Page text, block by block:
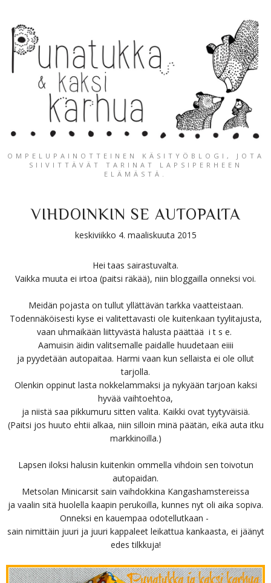
OMPELUPAINOTTEINEN KÄSITYÖBLOGI, JOTA
SIIVITTÄVÄT TARINAT LAPSIPERHEEN
ELÄMÄSTÄ.
VIHDOINKIN SE AUTOPAITA
keskiviikko 4. maaliskuuta 2015
Hei taas sairastuvalta.
Vaikka muuta ei irtoa (paitsi räkää), niin bloggailla onneksi voi.
Meidän pojasta on tullut yllättävän tarkka vaatteistaan.
Todennäköisesti kyse ei valitettavasti ole kuitenkaan tyylitajusta,
vaan uhmaikään liittyvästä halusta päättää i t s e.
Aamuisin äidin valitsemalle paidalle huudetaan eiiii
ja pyydetään autopaitaa. Harmi vaan kun sellaista ei ole ollut
tarjolla.
Olenkin oppinut lasta nokkelammaksi ja nykyään tarjoan kaksi
hyvää vaihtoehtoa,
ja niistä saa pikkumuru sitten valita. Kaikki ovat tyytyväisiä.
(Paitsi jos huuto ehtii alkaa, niin silloin minä päätän, eikä auta itku
markkinoilla.)
Lapsen iloksi halusin kuitenkin ommella vihdoin sen toivotun
autopaidan.
Metsolan Minicarsit sain vaihdokkina Kangashamstereissa
ja vaalin sitä huolella kaapin perukoilla, kunnes nyt oli aika sopiva.
Onneksi en kauempaa odotellutkaan -
sain nimittäin juuri ja juuri kappaleet leikattua kankaasta, ei jäänyt
edes tilkkuja!